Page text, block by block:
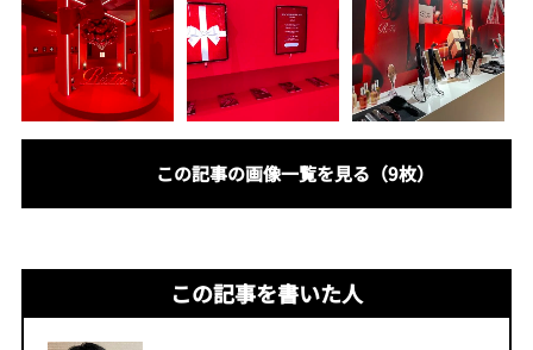
この記事の画像一覧を見る（9枚）
この記事を書いた人